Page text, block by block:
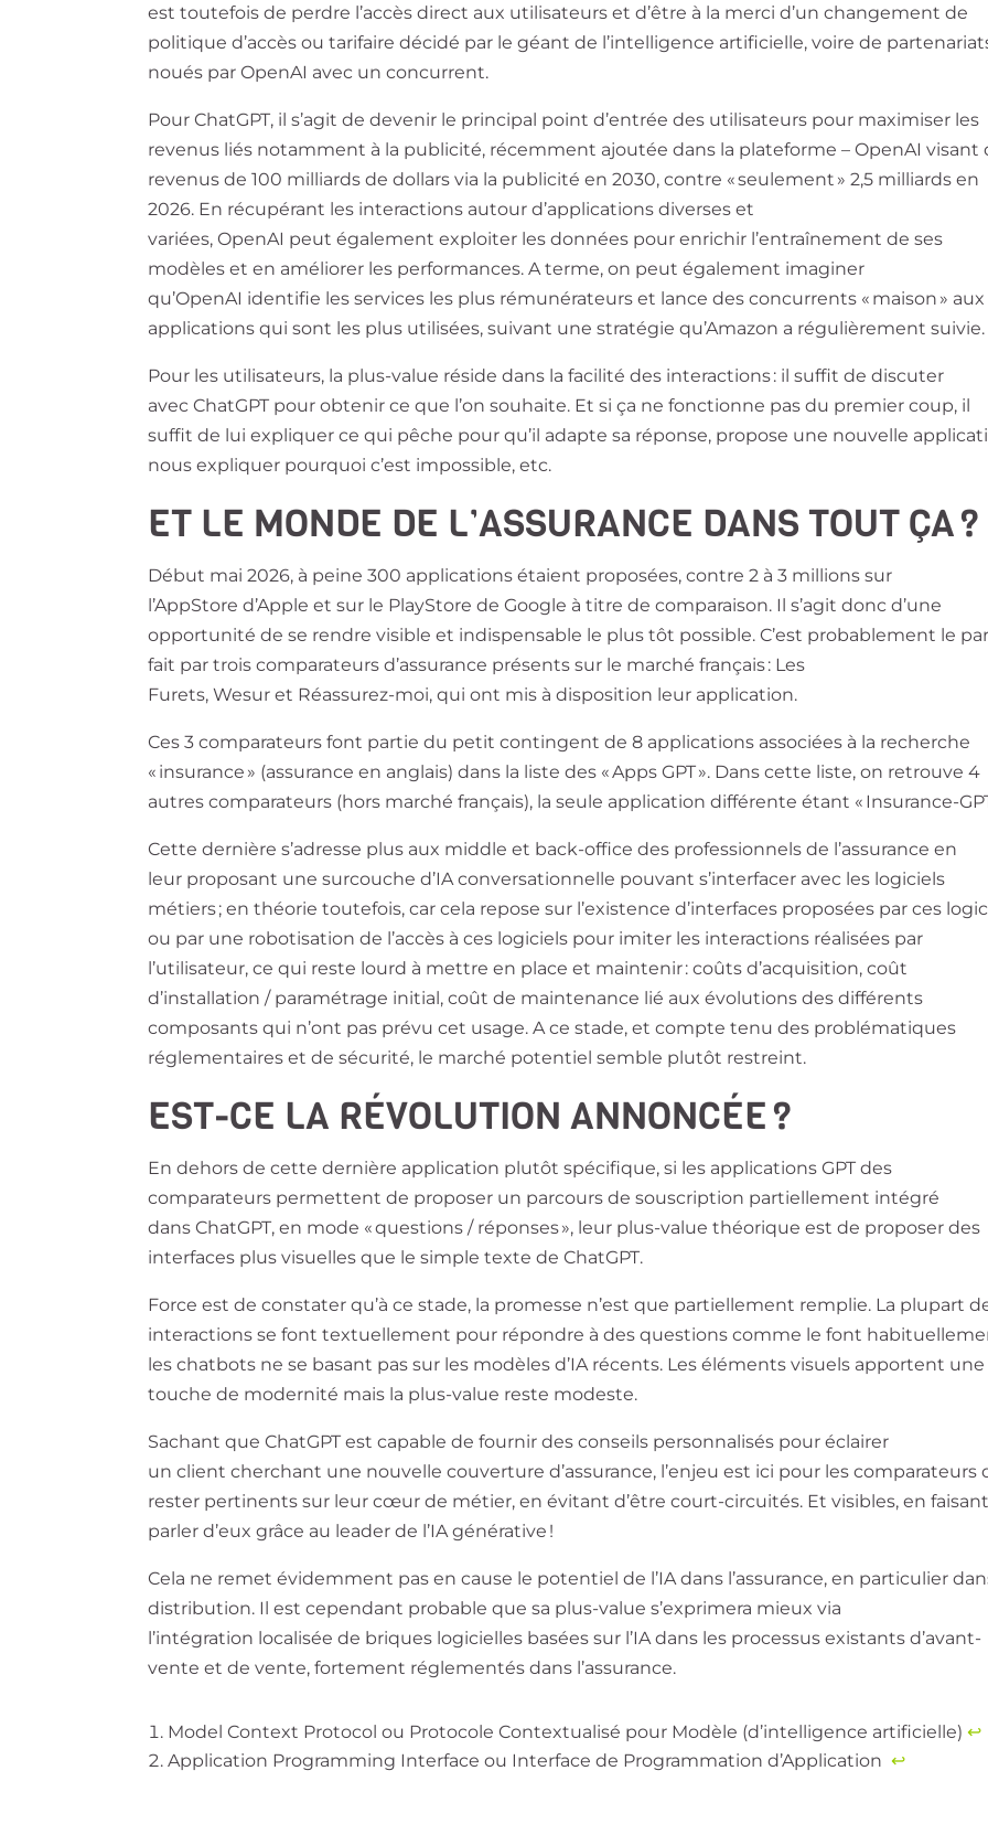
est toutefois de perdre l’accès direct aux utilisateurs et d’être à la merci d’un changement de
politique d’accès ou tarifaire décidé par le géant de l’intelligence artificielle, voire de
noués par OpenAI avec un concurrent.
Pour ChatGPT, il s’agit de devenir le principal point d’entrée des utilisateurs pour maximiser les
revenus liés notamment à la publicité, récemment ajoutée dans la plateforme – OpenAI visant
revenus de 100 milliards de dollars via la publicité en 2030, contre « seulement » 2,5 milliards en
2026. En récupérant les interactions autour d’applications diverses et
variées, OpenAI peut également exploiter les données pour enrichir l’entraînement de ses
modèles et en améliorer les performances. A terme, on peut également imaginer
qu’OpenAI identifie les services les plus rémunérateurs et lance des concurrents « maison » aux
applications qui sont les plus utilisées, suivant une stratégie qu’Amazon a régulièrement suivie.
Pour les utilisateurs, la plus-value réside dans la facilité des interactions : il suffit de discuter
avec ChatGPT pour obtenir ce que l’on souhaite. Et si ça ne fonctionne pas du premier coup, il
suffit de lui expliquer ce qui pêche pour qu’il adapte sa réponse, propose une nouvelle
nous expliquer pourquoi c’est impossible, etc.
ET LE MONDE DE L’ASSURANCE DANS TOUT ÇA ?
Début mai 2026, à peine 300 applications étaient proposées, contre 2 à 3 millions sur
l’AppStore d’Apple et sur le PlayStore de Google à titre de comparaison. Il s’agit donc d’une
opportunité de se rendre visible et indispensable le plus tôt possible. C’est probablement le
fait par trois comparateurs d’assurance présents sur le marché français : Les
Furets, Wesur et Réassurez-moi, qui ont mis à disposition leur application.
Ces 3 comparateurs font partie du petit contingent de 8 applications associées à la recherche
« insurance » (assurance en anglais) dans la liste des « Apps GPT ». Dans cette liste, on retrouve 4
autres comparateurs (hors marché français), la seule application différente étant « Insurance-
Cette dernière s’adresse plus aux middle et back-office des professionnels de l’assurance en
leur proposant une surcouche d’IA conversationnelle pouvant s’interfacer avec les logiciels
métiers ; en théorie toutefois, car cela repose sur l’existence d’interfaces proposées par ces
ou par une robotisation de l’accès à ces logiciels pour imiter les interactions réalisées par
l’utilisateur, ce qui reste lourd à mettre en place et maintenir : coûts d’acquisition, coût
d’installation / paramétrage initial, coût de maintenance lié aux évolutions des différents
composants qui n’ont pas prévu cet usage. A ce stade, et compte tenu des problématiques
réglementaires et de sécurité, le marché potentiel semble plutôt restreint.
EST-CE LA RÉVOLUTION ANNONCÉE ?
En dehors de cette dernière application plutôt spécifique, si les applications GPT des
comparateurs permettent de proposer un parcours de souscription partiellement intégré
dans ChatGPT, en mode « questions / réponses », leur plus-value théorique est de proposer des
interfaces plus visuelles que le simple texte de ChatGPT.
Force est de constater qu’à ce stade, la promesse n’est que partiellement remplie. La plupart
interactions se font textuellement pour répondre à des questions comme le font
les chatbots ne se basant pas sur les modèles d’IA récents. Les éléments visuels apportent une
touche de modernité mais la plus-value reste modeste.
Sachant que ChatGPT est capable de fournir des conseils personnalisés pour éclairer
un client cherchant une nouvelle couverture d’assurance, l’enjeu est ici pour les comparateurs
rester pertinents sur leur cœur de métier, en évitant d’être court-circuités. Et visibles, en faisant
parler d’eux grâce au leader de l’IA générative !
Cela ne remet évidemment pas en cause le potentiel de l’IA dans l’assurance, en particulier
distribution. Il est cependant probable que sa plus-value s’exprimera mieux via
l’intégration localisée de briques logicielles basées sur l’IA dans les processus existants d’avant-
vente et de vente, fortement réglementés dans l’assurance.
ModelContext Protocol ou Protocole Contextualisé pour Modèle (d’intelligence artificielle)↩︎
Application Programming Interface ou Interface de Programmation d’Application↩︎